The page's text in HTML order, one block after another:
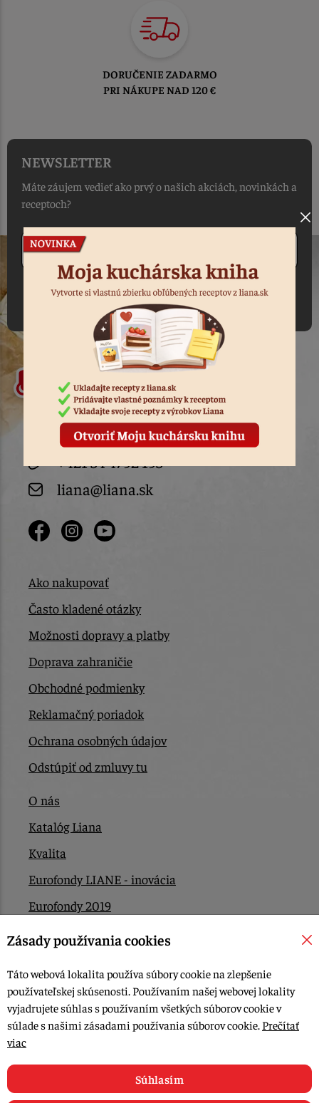
DORUČENIE ZADARMO
PRI NÁKUPE NAD 120 €
NEWSLETTER
Máte záujem vedieť ako prvý o našich akciách, novinkách a
receptoch?
Súhlasím so spracovaním osobných údajov v súlade s
nariadením GDPR o ochrane osobných údajov.
+421 54 4792 195
liana@liana.sk
Ako nakupovať
Často kladené otázky
Možnosti dopravy a platby
Doprava zahraničie
Obchodné podmienky
Reklamačný poriadok
Ochrana osobných údajov
Odstúpiť od zmluvy tu
O nás
Katalóg Liana
Kvalita
Eurofondy LIANE - inovácia
Eurofondy 2019
Eurofondy 2022/2023
Kontakt
© 2015-2026, LIANA GOLIAŠ s.r.o. všetky práva vyhradené.
Upraviť nastavenia Cookies
Zásady používania cookies
Táto webová lokalita používa súbory cookie na zlepšenie
používateľskej skúsenosti. Používaním našej webovej lokality
vyjadrujete súhlas s používaním všetkých súborov cookie v
súlade s našimi zásadami používania súborov cookie. Prečítať
viac
Súhlasím